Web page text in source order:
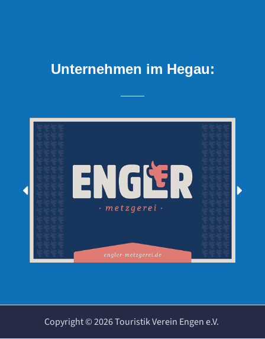
Unternehmen im Hegau:
Copyright ©2026Touristik Verein Engen e.V.